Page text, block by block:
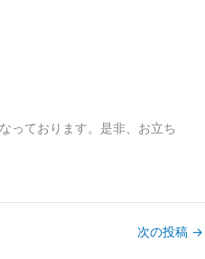
っております。是非、お立ち
次の投稿 →